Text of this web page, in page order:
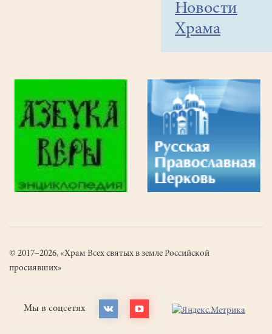
Новости
Храма
© 2017–2026, «Храм Всех святых в земле Российской
просиявших»
Мы в соцсетях